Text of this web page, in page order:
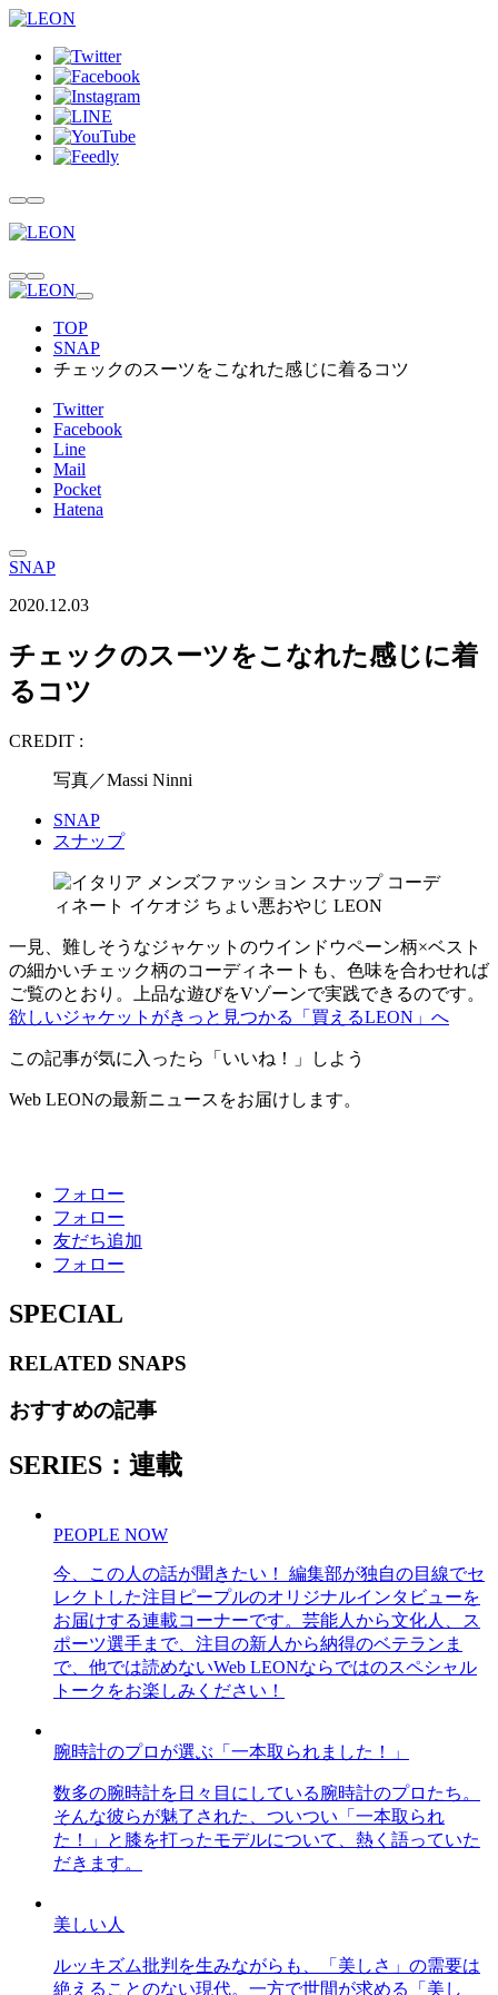
TOP
SNAP
チェックのスーツをこなれた感じに着るコツ
Twitter
Facebook
Line
Mail
Pocket
Hatena
SNAP
2020.12.03
チェックのスーツをこなれた感じに着
るコツ
CREDIT :
写真／Massi Ninni
SNAP
スナップ
一見、難しそうなジャケットのウインドウペーン柄×ベスト
の細かいチェック柄のコーディネートも、色味を合わせれば
ご覧のとおり。上品な遊びをVゾーンで実践できるのです。
欲しいジャケットがきっと見つかる「買えるLEON」へ
この記事が気に入ったら「いいね！」しよう
Web LEONの最新ニュースをお届けします。
フォロー
フォロー
友だち追加
フォロー
SPECIAL
RELATED SNAPS
おすすめの記事
SERIES：連載
PEOPLE NOW
今、この人の話が聞きたい！ 編集部が独自の目線でセ
レクトした注目ピープルのオリジナルインタビューを
お届けする連載コーナーです。芸能人から文化人、ス
ポーツ選手まで、注目の新人から納得のベテランま
で、他では読めないWeb LEONならではのスペシャル
トークをお楽しみください！
腕時計のプロが選ぶ「一本取られました！」
数多の腕時計を日々目にしている腕時計のプロたち。
そんな彼らが魅了された、ついつい「一本取られ
た！」と膝を打ったモデルについて、熱く語っていた
だきます。
美しい人
ルッキズム批判を生みながらも、「美しさ」の需要は
絶えることのない現代。一方で世間が求める「美し